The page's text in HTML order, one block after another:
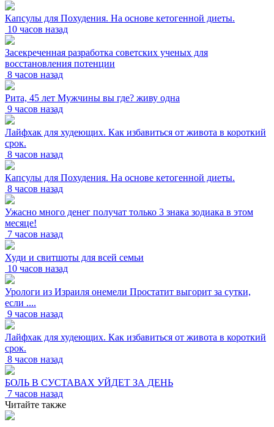
Капсулы для Похудения. На основе кетогенной диеты.
10 часов назад
Засекреченная разработка советских ученых для
восстановления потенции
8 часов назад
Рита, 45 лет Мужчины вы где? живу одна
9 часов назад
Лайфхак для худеющих. Как избавиться от живота в короткий
срок.
8 часов назад
Капсулы для Похудения. На основе кетогенной диеты.
8 часов назад
Ужасно много денег получат только 3 знака зодиака в этом
месяце!
7 часов назад
Худи и свитшоты для всей семьи
10 часов назад
Урологи из Израиля онемели Простатит выгорит за сутки,
если ....
9 часов назад
Лайфхак для худеющих. Как избавиться от живота в короткий
срок.
8 часов назад
БОЛЬ В СУСТАВАХ УЙДЕТ ЗА ДЕНЬ
7 часов назад
Читайте также